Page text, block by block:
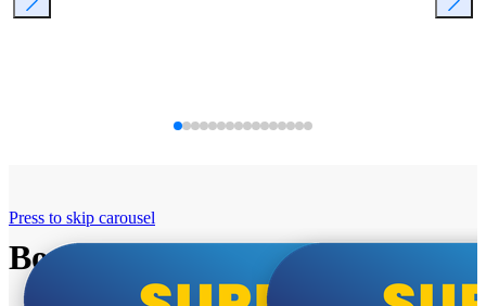
Bosch super cene
Press to skip carousel